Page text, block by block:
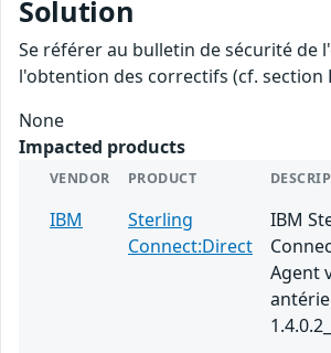
Solution
Se référer au bulletin de sécurité de
l'obtention des correctifs (cf. section
None
Impacted products
VENDOR PRODUCT
IBM
Sterling
Connect:Direct
IBM
Agent